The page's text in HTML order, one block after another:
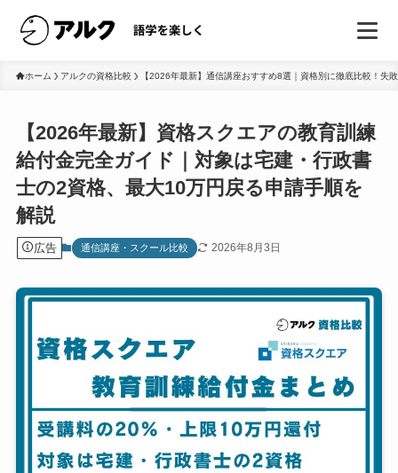
ホーム アルクの資格比較 【2026年最新】通信講座おすすめ8選｜資格別に徹底比較！失
【2026年最新】資格スクエアの教育訓練
給付金完全ガイド｜対象は宅建・行政書
士の2資格、最大10万円戻る申請手順を
解説
広告 通信講座・スクール比較 2026年8月3日